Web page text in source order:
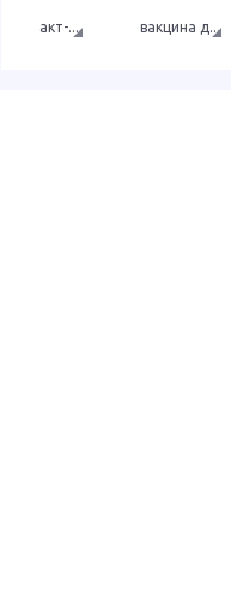
акт-... вакцина д...